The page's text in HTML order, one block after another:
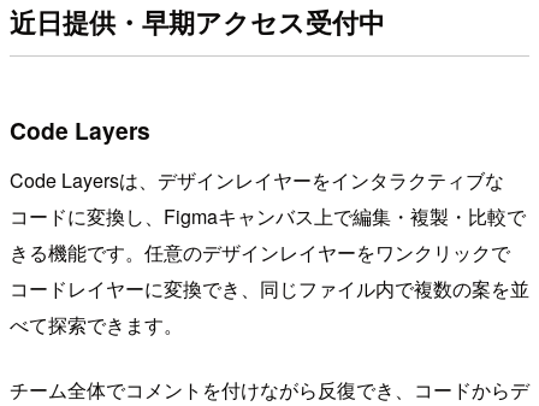
近日提供・早期アクセス受付中
Code Layers
Code Layersは、デザインレイヤーをインタラクティブな
コードに変換し、Figmaキャンバス上で編集・複製・比較で
きる機能です。任意のデザインレイヤーをワンクリックで
コードレイヤーに変換でき、同じファイル内で複数の案を並
べて探索できます。
チーム全体でコメントを付けながら反復でき、コードからデ